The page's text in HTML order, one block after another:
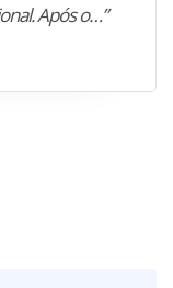
Após o…”